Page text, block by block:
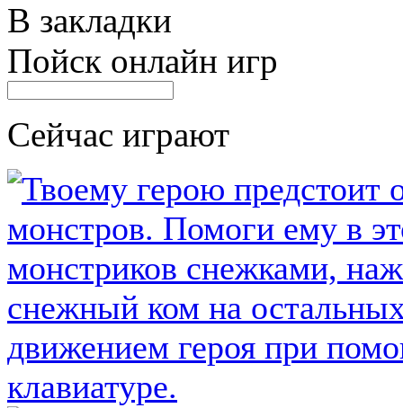
В закладки
Пойск онлайн игр
Сейчас играют